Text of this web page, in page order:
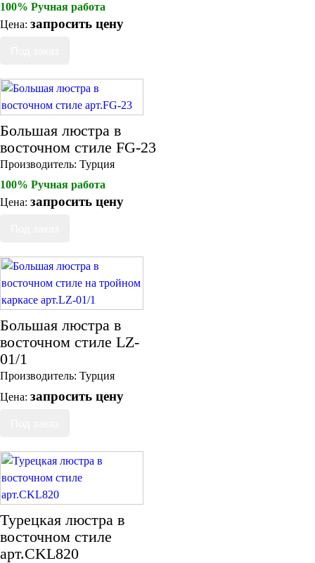
100% Ручная работа
Цена: запросить цену
Большая люстра в
восточном стиле FG-23
Производитель: Турция
100% Ручная работа
Цена: запросить цену
Большая люстра в
восточном стиле LZ-
01/1
Производитель: Турция
Цена: запросить цену
Турецкая люстра в
восточном стиле
арт.CKL820